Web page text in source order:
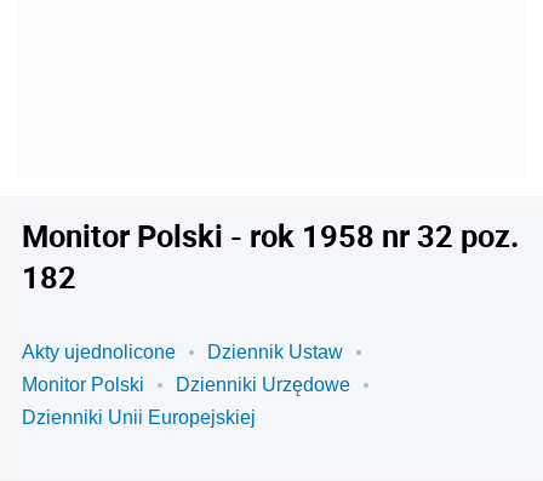
Monitor Polski - rok 1958 nr 32 poz.
182
Akty ujednolicone
Dziennik Ustaw
Monitor Polski
Dzienniki Urzędowe
Dzienniki Unii Europejskiej